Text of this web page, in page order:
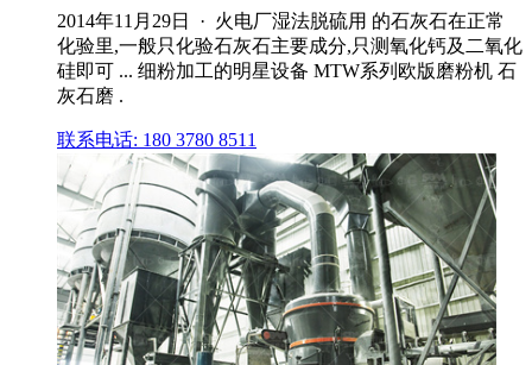
2014年11月29日 · 火电厂湿法脱硫用 的石灰石在正常
化验里,一般只化验石灰石主要成分,只测氧化钙及二氧化
硅即可 ... 细粉加工的明星设备 MTW系列欧版磨粉机 石
灰石磨 .
联系电话: 180 3780 8511